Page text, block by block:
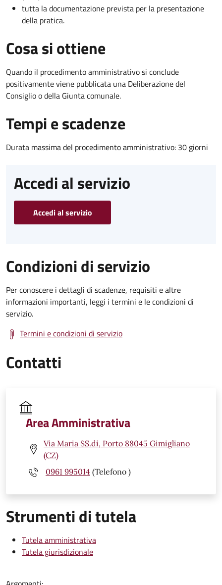
tutta la documentazione prevista per la presentazione
della pratica.
Cosa si ottiene
Quando il procedimento amministrativo si conclude
positivamente viene pubblicata una Deliberazione del
Consiglio o della Giunta comunale.
Tempi e scadenze
Durata massima del procedimento amministrativo: 30 giorni
Accedi al servizio
Accedi al servizio
Condizioni di servizio
Per conoscere i dettagli di scadenze, requisiti e altre
informazioni importanti, leggi i termini e le condizioni di
servizio.
Termini e condizioni di servizio
Contatti
Area Amministrativa
Via Maria SS.di, Porto 88045 Gimigliano
(CZ)
0961 995014 (Telefono )
Strumenti di tutela
Tutela amministrativa
Tutela giurisdizionale